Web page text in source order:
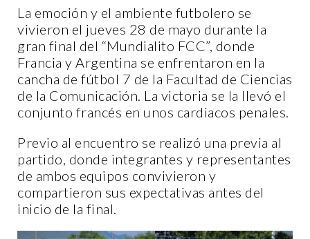
La emoción y el ambiente futbolero se
vivieron el jueves 28 de mayo durante la
gran final del “Mundialito FCC”, donde
Francia y Argentina se enfrentaron en la
cancha de fútbol 7 de la Facultad de Ciencias
de la Comunicación. La victoria se la llevó el
conjunto francés en unos cardiacos penales.
Previo al encuentro se realizó una previa al
partido, donde integrantes y representantes
de ambos equipos convivieron y
compartieron sus expectativas antes del
inicio de la final.